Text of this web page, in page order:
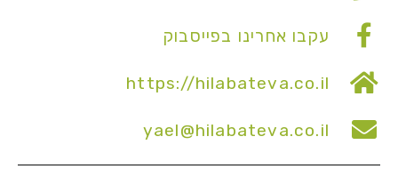
עקבו אחרינו בפייסבוק
https://hilabateva.co.il
yael@hilabateva.co.il